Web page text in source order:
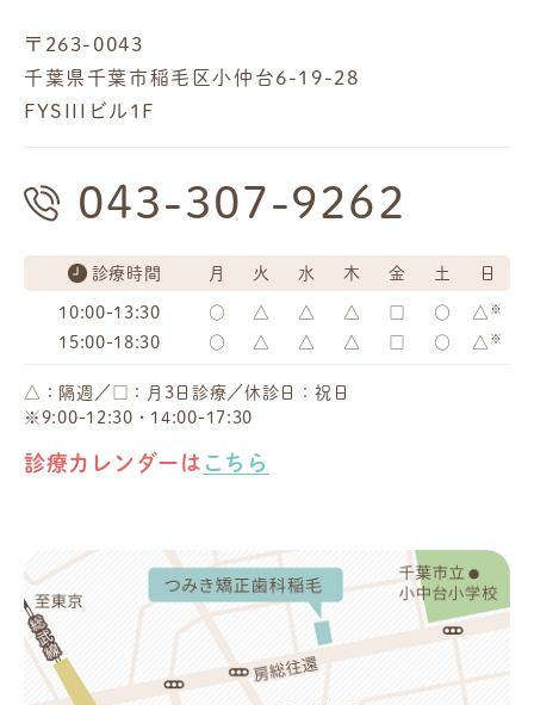
〒263-0043
千葉県千葉市稲毛区小仲台6-19-28
FYSIIIビル1F
043-307-9262
診療時間 月 火 水 木 金 土 日
10:00-13:30 ○ △ △ △ ○ △ ※
15:00-18:30 ○ △ △ △ ○ △ ※
△：隔週／□：月3日診療／休診日：祝日
※9:00-12:30・14:00-17:30
診療カレンダーは こちら